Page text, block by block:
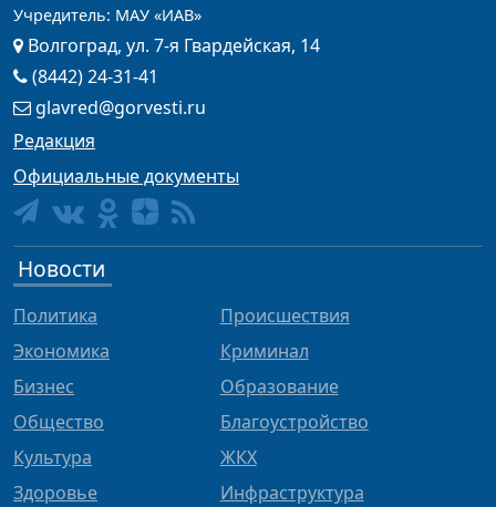
Учредитель: МАУ «ИАВ»
Волгоград, ул. 7-я Гвардейская, 14
(8442) 24-31-41
glavred@gorvesti.ru
Редакция
Официальные документы
Новости
Политика
Экономика
Бизнес
Общество
Культура
Здоровье
Происшествия
Криминал
Образование
Благоустройство
ЖКХ
Инфраструктура